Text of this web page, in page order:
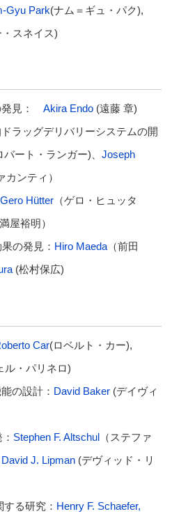
Gyu Park(ナム＝ギュ・パク),
スネイス)
発見： Akira Endo (遠藤 章)
ラッグデリバリーシステムの開
ート・ランガー)、 Joseph
カンティ）
Gero Hütter（ゲロ・ヒュッタ
屋裕明）
の発見： Hiro Maeda（前田
(松村保広)
Car(ロベルト・カー),
ル・パリネロ)
の設計： David Baker(デイヴィ
Stephen F. Altschul（ステファ
David J. Lipman(デヴィッド・リ
る研究： Henry F. Schaefer,